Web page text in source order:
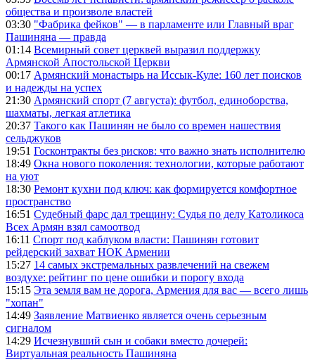
общества и произволе властей
03:30 "Фабрика фейков" — в парламенте или Главный враг
Пашиняна — правда
01:14 Всемирный совет церквей выразил поддержку
Армянской Апостольской Церкви
00:17 Армянский монастырь на Иссык-Куле: 160 лет поисков
и надежды на успех
21:30 Армянский спорт (7 августа): футбол, единоборства,
шахматы, легкая атлетика
20:37 Такого как Пашинян не было со времен нашествия
сельджуков
19:51 Госконтракты без рисков: что важно знать исполнителю
18:49 Окна нового поколения: технологии, которые работают
на уют
18:30 Ремонт кухни под ключ: как формируется комфортное
пространство
16:51 Судебный фарс дал трещину: Судья по делу Католикоса
Всех Армян взял самоотвод
16:11 Спорт под каблуком власти: Пашинян готовит
рейдерский захват НОК Армении
15:27 14 самых экстремальных развлечений на свежем
воздухе: рейтинг по цене ошибки и порогу входа
15:15 Эта земля вам не дорога, Армения для вас — всего лишь
"хопан"
14:49 Заявление Матвиенко является очень серьезным
сигналом
14:29 Исчезнувший сын и собаки вместо дочерей:
Виртуальная реальность Пашиняна